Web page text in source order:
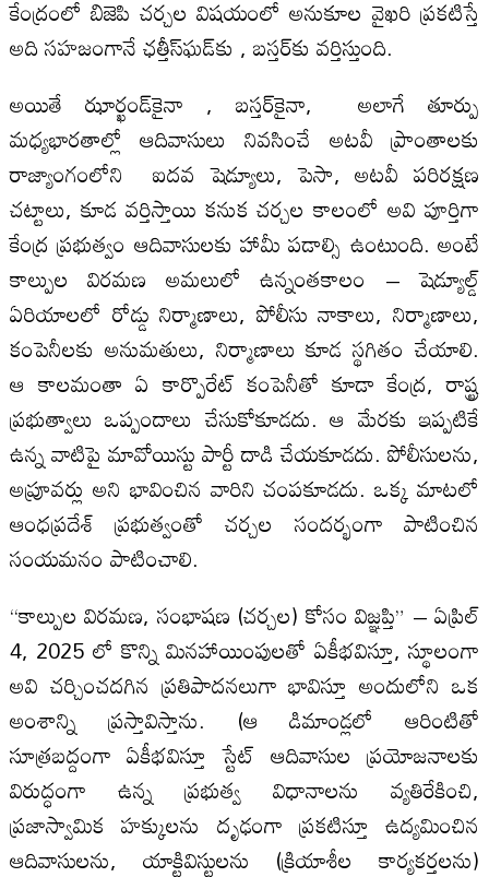
కేంద్రంలో బిజెపి చర్చల విషయంలో అనుకూల వైఖరి ప్రకటిస్తే
అది సహజంగానే ఛత్తీస్‌ఘడ్‌కు , బస్తర్‌కు వర్తిస్తుంది.
అయితే ఝార్ఖండ్‌కైనా , బస్తర్‌కైనా, అలాగే తూర్పు
మధ్యభారతాల్లో ఆదివాసులు నివసించే అటవీ ప్రాంతాలకు
రాజ్యాంగంలోని ఐదవ షెడ్యూలు, పెసా, అటవీ పరిరక్షణ
చట్టాలు, కూడ వర్తిస్తాయి కనుక చర్చల కాలంలో అవి పూర్తిగా
కేంద్ర ప్రభుత్వం ఆదివాసులకు హామీ పడాల్సి ఉంటుంది. అంటే
కాల్పుల విరమణ అమలులో ఉన్నంతకాలం – షెడ్యూల్డ్
ఏరియాలలో రోడ్డు నిర్మాణాలు, పోలీసు నాకాలు, నిర్మాణాలు,
కంపెనీలకు అనుమతులు, నిర్మాణాలు కూడ స్థగితం చేయాలి.
ఆ కాలమంతా ఏ కార్పొరేట్ కంపెనీతో కూడా కేంద్ర, రాష్ట్ర
ప్రభుత్వాలు ఒప్పందాలు చేసుకోకూడదు. ఆ మేరకు ఇప్పటికే
ఉన్న వాటిపై మావోయిస్టు పార్టీ దాడి చేయకూడదు. పోలీసులను,
అప్రూవర్లు అని భావించిన వారిని చంపకూడదు. ఒక్క మాటలో
ఆంధప్రదేశ్ ప్రభుత్వంతో చర్చల సందర్భంగా పాటించిన
సంయమనం పాటించాలి.
“కాల్పుల విరమణ, సంభాషణ (చర్చల) కోసం విజ్ఞప్తి” – ఏప్రిల్
4, 2025 లో కొన్ని మినహాయింపులతో ఏకీభవిస్తూ, స్థూలంగా
అవి చర్చించదగిన ప్రతిపాదనలుగా భావిస్తూ అందులోని ఒక
అంశాన్ని ప్రస్తావిస్తాను. (ఆ డిమాండ్లలో ఆరింటితో
సూత్రబద్దంగా ఏకీభవిస్తూ స్టేట్ ఆదివాసుల ప్రయోజనాలకు
విరుద్ధంగా ఉన్న ప్రభుత్వ విధానాలను వ్యతిరేకించి,
ప్రజాస్వామిక హక్కులను దృఢంగా ప్రకటిస్తూ ఉద్యమించిన
ఆదివాసులను, యాక్టివిస్టులను (క్రియాశీల కార్యకర్తలను)